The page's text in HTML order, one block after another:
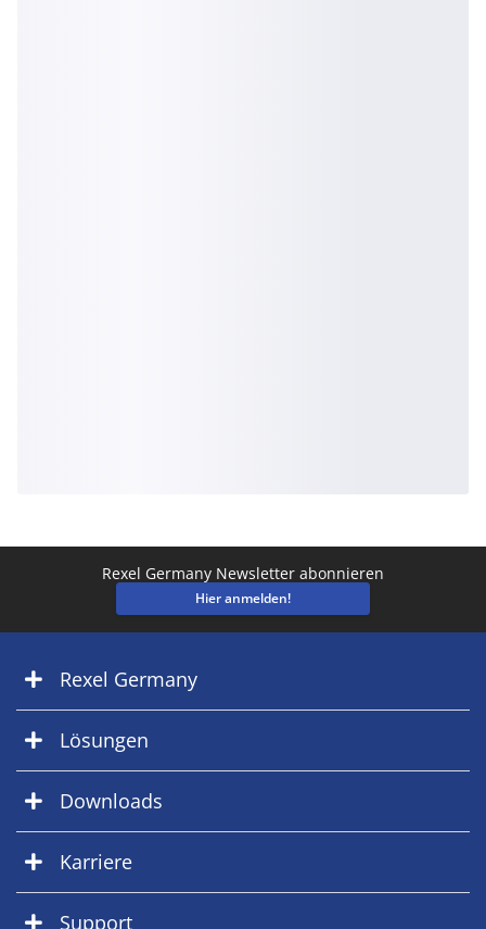
Rexel Germany Newsletter abonnieren
Hier anmelden!
Rexel Germany
Lösungen
Downloads
Karriere
Support